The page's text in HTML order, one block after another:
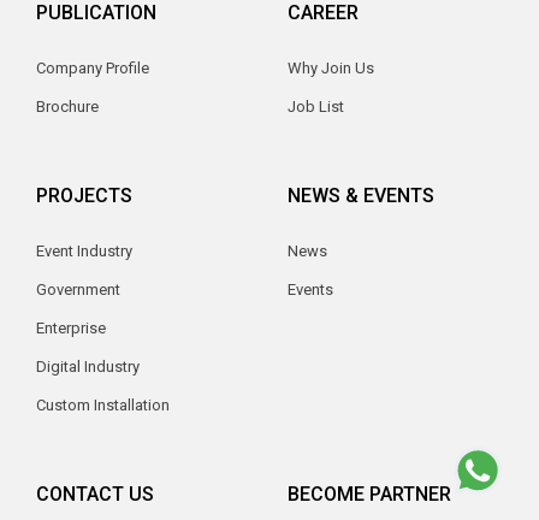
PUBLICATION
Company Profile
Brochure
CAREER
Why Join Us
Job List
PROJECTS
Event Industry
Government
Enterprise
Digital Industry
Custom Installation
NEWS & EVENTS
News
Events
CONTACT US BECOME PARTNER